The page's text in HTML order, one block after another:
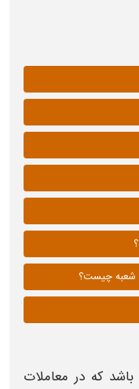
شعبه چیست؟
که در معاملات